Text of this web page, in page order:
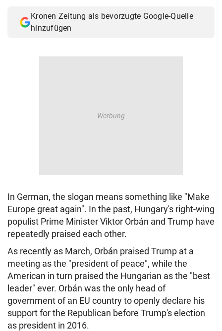
Kronen Zeitung als bevorzugte Google-Quelle
hinzufügen
In German, the slogan means something like "Make
Europe great again". In the past, Hungary's right-wing
populist Prime Minister Viktor Orbán and Trump have
repeatedly praised each other.
As recently as March, Orbán praised Trump at a
meeting as the "president of peace", while the
American in turn praised the Hungarian as the "best
leader" ever. Orbán was the only head of
government of an EU country to openly declare his
support for the Republican before Trump's election
as president in 2016.